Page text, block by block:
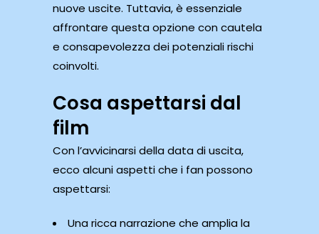
nuove uscite. Tuttavia, è essenziale
affrontare questa opzione con cautela
e consapevolezza dei potenziali rischi
coinvolti.
Cosa aspettarsi dal
film
Con l’avvicinarsi della data di uscita,
ecco alcuni aspetti che i fan possono
aspettarsi:
Una ricca narrazione che amplia la